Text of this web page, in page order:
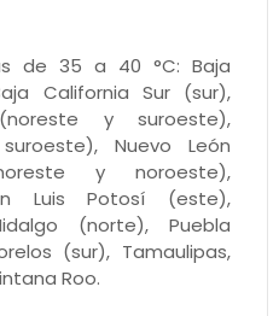
de 35 a 40 °C: Baja
California Sur (sur),
y suroeste),
Nuevo León
y noroeste),
Luis Potosí (este),
(norte), Puebla
(sur), Tamaulipas,
Roo.